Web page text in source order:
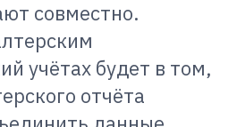
совместно.
учётах будет в том,
отчёта